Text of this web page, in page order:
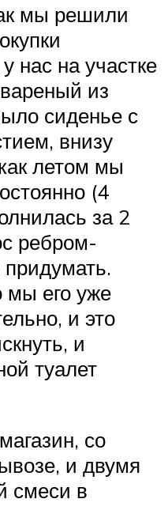
мы решили
нас на участке
из
сиденье с
внизу
летом мы
(4
за 2
ребром-
придумать.
мы его уже
и это
и
туалет
со
и двумя
смеси в